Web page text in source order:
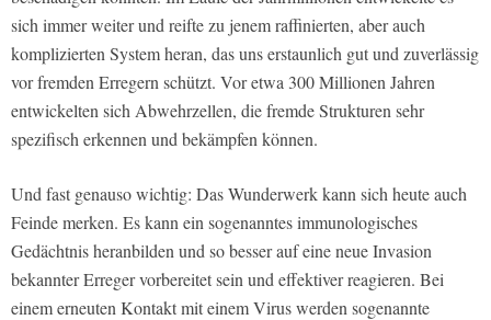
sich immer weiter und reifte zu jenem raffinierten, aber auch
komplizierten System heran, das uns erstaunlich gut und zuverlässig
vor fremden Erregern schützt. Vor etwa 300 Millionen Jahren
entwickelten sich Abwehrzellen, die fremde Strukturen sehr
spezifisch erkennen und bekämpfen können.
Und fast genauso wichtig: Das Wunderwerk kann sich heute auch
Feinde merken. Es kann ein sogenanntes immunologisches
Gedächtnis heranbilden und so besser auf eine neue Invasion
bekannter Erreger vorbereitet sein und effektiver reagieren. Bei
einem erneuten Kontakt mit einem Virus werden sogenannte